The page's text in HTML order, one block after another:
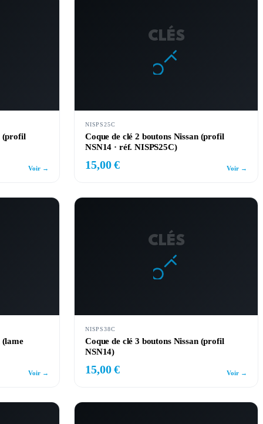
(profil
Voir →
CLÉS
NISPS25C
Coque de clé 2 boutons Nissan (profil
NSN14 · réf. NISPS25C)
15,00 € Voir →
(lame
Voir →
CLÉS
NISPS38C
Coque de clé 3 boutons Nissan (profil
NSN14)
15,00 € Voir →